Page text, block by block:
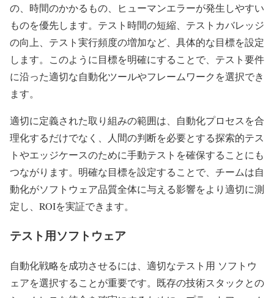
の、時間のかかるもの、ヒューマンエラーが発生しやすい
ものを優先します。テスト時間の短縮、テストカバレッジ
の向上、テスト実行頻度の増加など、具体的な目標を設定
します。このように目標を明確にすることで、テスト要件
に沿った適切な自動化ツールやフレームワークを選択でき
ます。
適切に定義された取り組みの範囲は、自動化プロセスを合
理化するだけでなく、人間の判断を必要とする探索的テス
トやエッジケースのために手動テストを確保することにも
つながります。明確な目標を設定することで、チームは自
動化がソフトウェア品質全体に与える影響をより適切に測
定し、ROIを実証できます。
テスト用ソフトウェア
自動化戦略を成功させるには、適切なテスト用 ソフトウ
ェアを選択することが重要です。既存の技術スタックとの